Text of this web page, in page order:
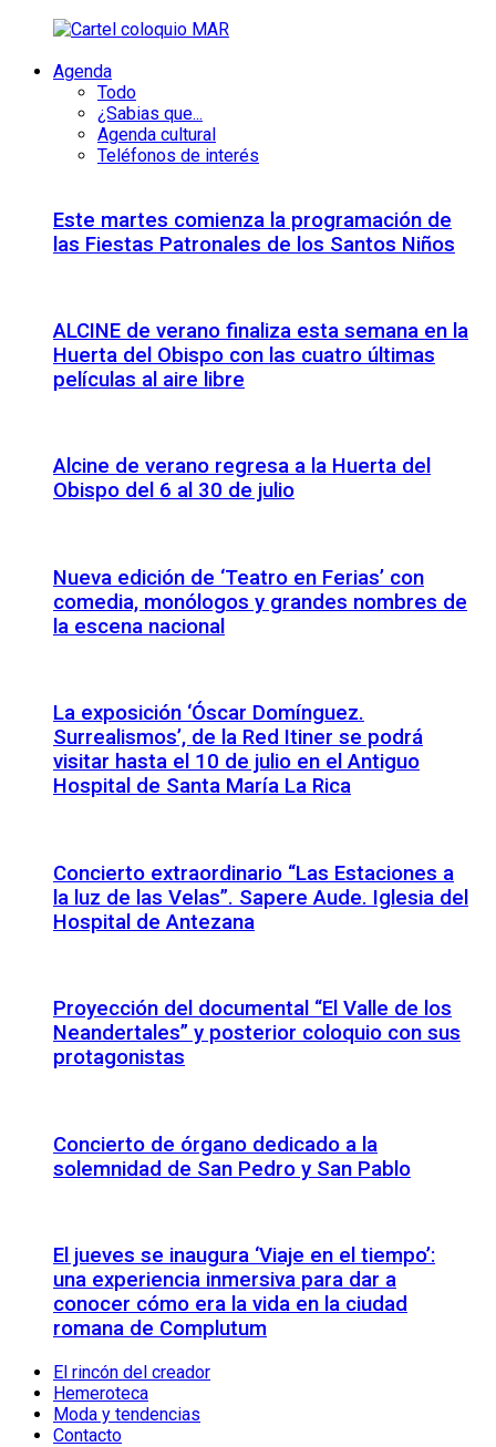
Agenda
Todo
¿Sabias que...
Agenda cultural
Teléfonos de interés
Este martes comienza la programación de
las Fiestas Patronales de los Santos Niños
ALCINE de verano finaliza esta semana en la
Huerta del Obispo con las cuatro últimas
películas al aire libre
Alcine de verano regresa a la Huerta del
Obispo del 6 al 30 de julio
Nueva edición de ‘Teatro en Ferias’ con
comedia, monólogos y grandes nombres de
la escena nacional
La exposición ‘Óscar Domínguez.
Surrealismos’, de la Red Itiner se podrá
visitar hasta el 10 de julio en el Antiguo
Hospital de Santa María La Rica
Concierto extraordinario “Las Estaciones a
la luz de las Velas”. Sapere Aude. Iglesia del
Hospital de Antezana
Proyección del documental “El Valle de los
Neandertales” y posterior coloquio con sus
protagonistas
Concierto de órgano dedicado a la
solemnidad de San Pedro y San Pablo
El jueves se inaugura ‘Viaje en el tiempo’:
una experiencia inmersiva para dar a
conocer cómo era la vida en la ciudad
romana de Complutum
El rincón del creador
Hemeroteca
Moda y tendencias
Contacto